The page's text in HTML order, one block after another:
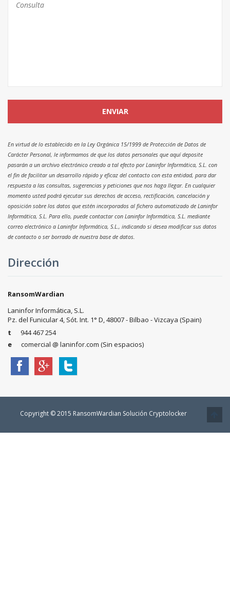
En virtud de lo establecido en la Ley Orgánica 15/1999 de Protección de Datos de
Carácter Personal, le informamos de que los datos personales que aquí deposite
pasarán a un archivo electrónico creado a tal efecto por Laninfor Informática, S.L. con
el fin de facilitar un desarrollo rápido y eficaz del contacto con esta entidad, para dar
respuesta a las consultas, sugerencias y peticiones que nos haga llegar. En cualquier
momento usted podrá ejecutar sus derechos de acceso, rectificación, cancelación y
oposición sobre los datos que estén incorporados al fichero automatizado de Laninfor
Informática, S.L. Para ello, puede contactar con Laninfor Informática, S.L. mediante
correo electrónico a Laninfor Informática, S.L., indicando si desea modificar sus datos
de contacto o ser borrado de nuestra base de datos.
Dirección
RansomWardian
Laninfor Informática, S.L.
Pz. del Funicular 4, Sót. Int. 1° D, 48007 - Bilbao - Vizcaya (Spain)
t
944 467 254
e
comercial @ laninfor.com (Sin espacios)
Copyright © 2015 RansomWardian Solución Cryptolocker